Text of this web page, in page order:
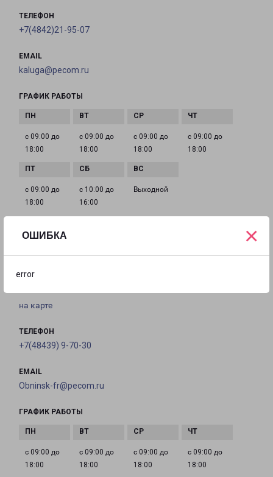
ОШИБКА
error
×
ТЕЛЕФОН
+7(4842)21-95-07
EMAIL
kaluga@pecom.ru
ГРАФИК РАБОТЫ
с 09:00 до
18:00
с 09:00 до
18:00
с 09:00 до
18:00
с 09:00 до
18:00
с 09:00 до
18:00
с 10:00 до
16:00
Выходной
Железнодорожная, 9А
на карте
ТЕЛЕФОН
+7(48439) 9-70-30
EMAIL
Obninsk-fr@pecom.ru
ГРАФИК РАБОТЫ
с 09:00 до
18:00
с 09:00 до
18:00
с 09:00 до
18:00
с 09:00 до
18:00